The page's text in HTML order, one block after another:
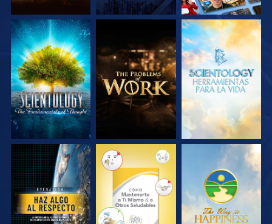
EXPLORA LAS
SERIES
EXPLORA LAS
SERIES
EXPLORA LAS
SERIES
VE VE VE